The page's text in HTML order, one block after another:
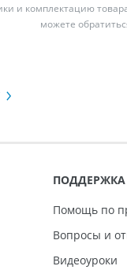
и комплектацию
можете
ПОДДЕРЖКА
Помощь по
Вопросы и
Видеоуроки